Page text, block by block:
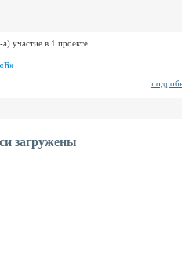
участие в 1 проекте
загружены